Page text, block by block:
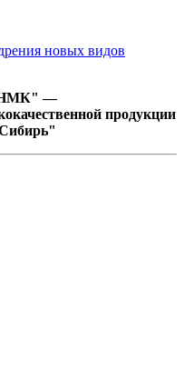
новых видов
"НМК" —
продукции